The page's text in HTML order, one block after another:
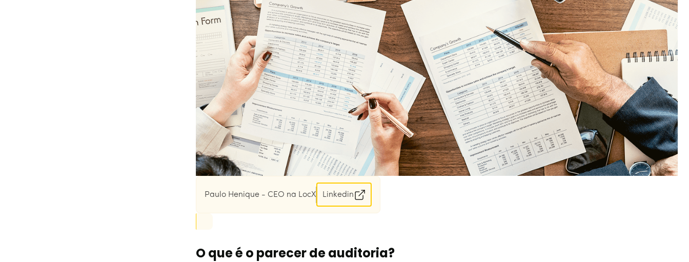
Paulo Henique - CEO na LocX Linkedin
O que é o parecer de auditoria?